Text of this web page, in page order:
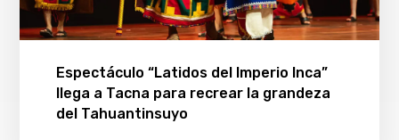
Espectáculo “Latidos del Imperio Inca”
llega a Tacna para recrear la grandeza
del Tahuantinsuyo